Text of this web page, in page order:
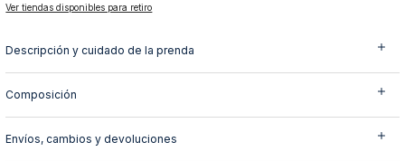
Ver tiendas disponibles para retiro
Descripción y cuidado de la prenda
Composición
Envíos, cambios y devoluciones